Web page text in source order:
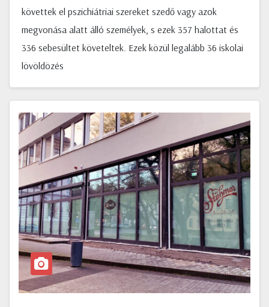
követtek el pszichiátriai szereket szedő vagy azok
megvonása alatt álló személyek, s ezek 357 halottat és
336 sebesültet követeltek. Ezek közül legalább 36 iskolai
lövöldözés